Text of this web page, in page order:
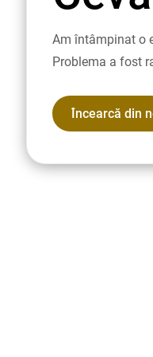
Am întâmpinat o
Problema a fost
Încearcă din